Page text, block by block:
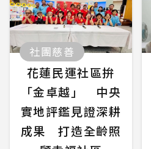
社團慈善
花蓮民運社區拚
「金卓越」 中央
實地評鑑見證深耕
成果 打造全齡照